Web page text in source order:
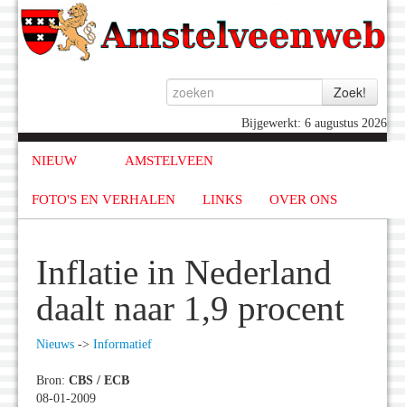
Bijgewerkt: 6 augustus 2026
NIEUW AMSTELVEEN
FOTO'S EN VERHALEN LINKS OVER ONS
Inflatie in Nederland
daalt naar 1,9 procent
Nieuws -> Informatief
Bron: CBS / ECB
08-01-2009